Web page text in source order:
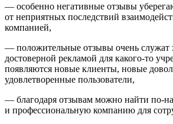
— особенно негативные отзывы
от неприятных последствий
компанией,
— положительные отзывы очень служат
достоверной рекламой для какого-то
появляются новые клиенты, новые
удовлетворенные пользователи,
— благодаря отзывам можно найти по-
и профессиональную компанию для